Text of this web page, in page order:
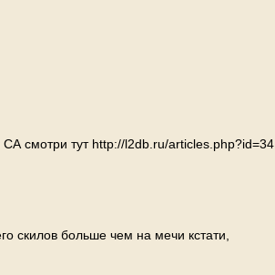
смотри тут http://l2db.ru/articles.php?id=34
скилов больше чем на мечи кстати,